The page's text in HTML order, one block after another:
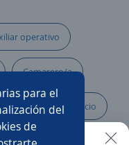
para el
del
de
operativo
Camarero/a
Asesores de servicio